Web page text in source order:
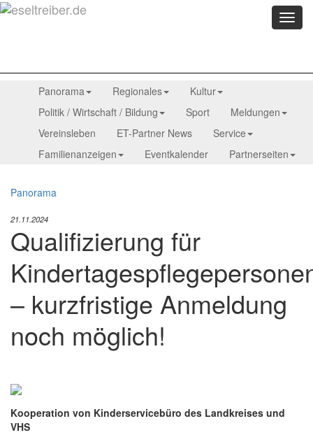
Menü
Panorama Regionales
Kultur
Politik / Wirtschaft / Bildung
Sport
Meldungen
Vereinsleben
ET-Partner News
Service
Familienanzeigen
Eventkalender Partnerseiten
Panorama
21.11.2024
Qualifizierung für
– kurzfristige Anmeldung
noch möglich!
Kooperation von Kinderservicebüro des Landkreises und
VHS